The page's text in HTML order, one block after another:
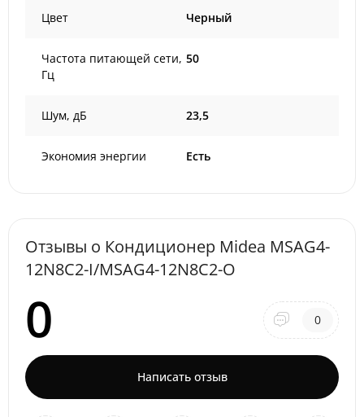
Цвет Черный
Частота питающей сети,
Гц
50
Шум, дБ 23,5
Экономия энергии Есть
Отзывы о Кондиционер Midea MSAG4-
12N8C2-I/MSAG4-12N8C2-O
0 0
Написать отзыв